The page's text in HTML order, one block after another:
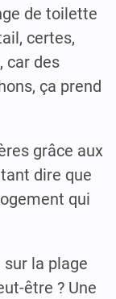
de toilette
certes,
car des
ça prend
grâce aux
dire que
qui
la plage
être ? Une